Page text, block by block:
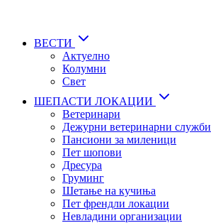
content
ВЕСТИ
Актуелно
Колумни
Свет
ШЕПАСТИ ЛОКАЦИИ
Ветеринари
Дежурни ветеринарни служби
Пансиони за миленици
Пет шопови
Дресура
Груминг
Шетање на кучиња
Пет френдли локации
Невладини организации